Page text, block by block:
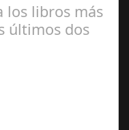
los libros más
últimos dos